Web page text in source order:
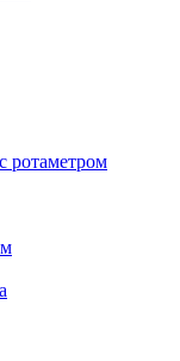
ротаметром